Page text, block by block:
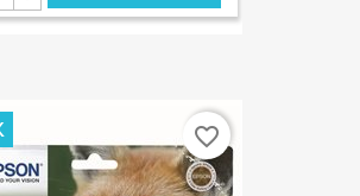
favorite_border